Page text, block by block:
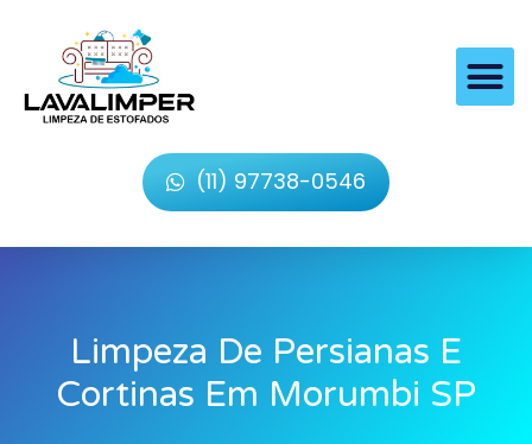
(11) 97738-0546
Limpeza De Persianas E
Cortinas Em Morumbi SP